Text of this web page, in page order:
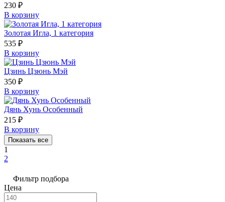
230 ₽
В корзину
Золотая Игла, 1 категория
535 ₽
В корзину
Цзинь Цзюнь Мэй
350 ₽
В корзину
Дянь Хунь Особенный
215 ₽
В корзину
Показать все
1
2
Фильтр подбора
Цена